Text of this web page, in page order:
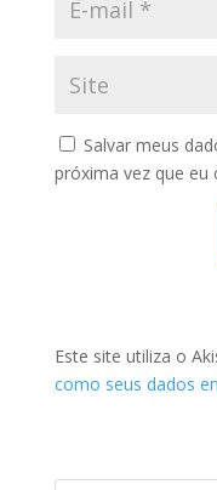
Salvar meus
próxima vez que eu
Este site utiliza o
como seus dados